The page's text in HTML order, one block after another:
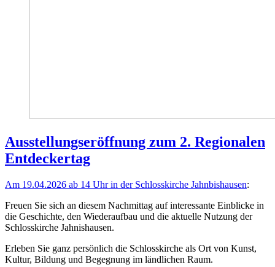
Ausstellungseröffnung zum 2. Regionalen
Entdeckertag
Am 19.04.2026 ab 14 Uhr in der Schlosskirche Jahnbishausen:
Freuen Sie sich an diesem Nachmittag auf interessante Einblicke in
die Geschichte, den Wiederaufbau und die aktuelle Nutzung der
Schlosskirche Jahnishausen.
Erleben Sie ganz persönlich die Schlosskirche als Ort von Kunst,
Kultur, Bildung und Begegnung im ländlichen Raum.